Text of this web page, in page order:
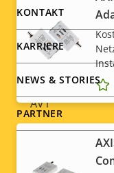
H.264
AV1
menu
KONTAKT
KARRIERE
NEWS & STORIES
PARTNER